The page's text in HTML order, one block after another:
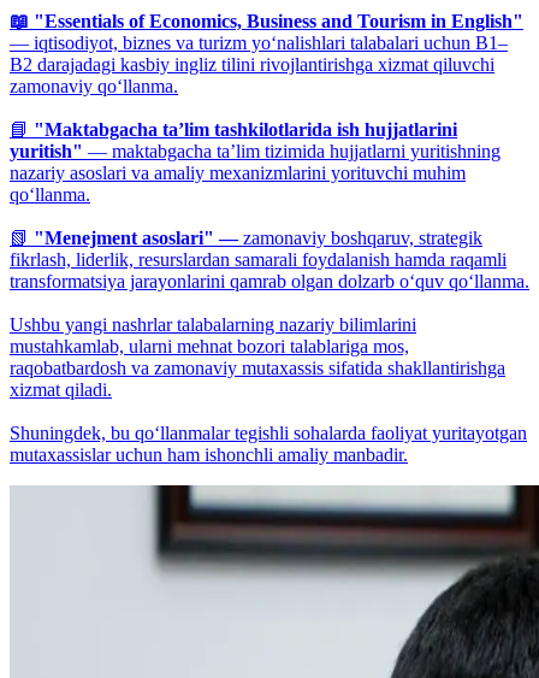
📖 "Essentials of Economics, Business and Tourism in English"
— iqtisodiyot, biznes va turizm yo‘nalishlari talabalari uchun B1–
B2 darajadagi kasbiy ingliz tilini rivojlantirishga xizmat qiluvchi
zamonaviy qo‘llanma.
📘 "Maktabgacha ta’lim tashkilotlarida ish hujjatlarini
yuritish" — maktabgacha ta’lim tizimida hujjatlarni yuritishning
nazariy asoslari va amaliy mexanizmlarini yorituvchi muhim
qo‘llanma.
📗 "Menejment asoslari" —zamonaviy boshqaruv, strategik
fikrlash, liderlik, resurslardan samarali foydalanish hamda raqamli
transformatsiya jarayonlarini qamrab olgan dolzarb o‘quv qo‘llanma.
Ushbu yangi nashrlar talabalarning nazariy bilimlarini
mustahkamlab, ularni mehnat bozori talablariga mos,
raqobatbardosh va zamonaviy mutaxassis sifatida shakllantirishga
xizmat qiladi.
Shuningdek, bu qo‘llanmalar tegishli sohalarda faoliyat yuritayotgan
mutaxassislar uchun ham ishonchli amaliy manbadir.